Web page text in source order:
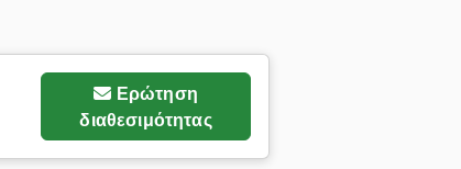
Ερώτηση
διαθεσιμότητας